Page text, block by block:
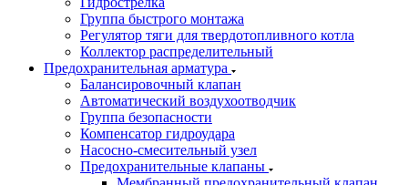
Группа быстрого монтажа
Регулятор тяги для твердотопливного котла
Коллектор распределительный
Предохранительная арматура
Балансировочный клапан
Автоматический воздухоотводчик
Группа безопасности
Компенсатор гидроудара
Насосно-смесительный узел
Предохранительные клапаны